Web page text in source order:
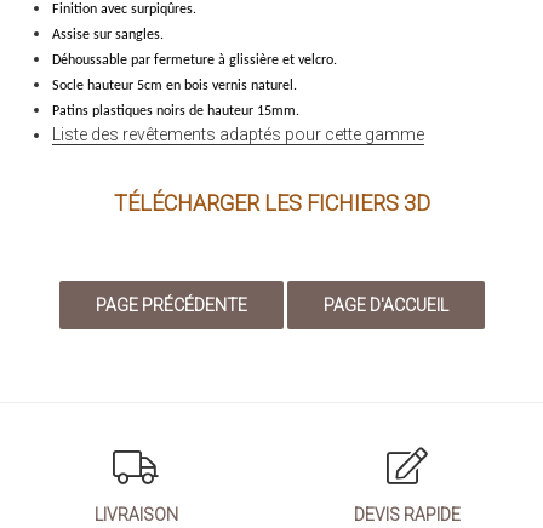
Finition avec surpiqûres.
Assise sur sangles.
Déhoussable par fermeture à glissière et velcro.
Socle hauteur 5cm en bois vernis naturel.
Patins plastiques noirs de hauteur 15mm.
Liste des revêtements adaptés pour cette gamme
TÉLÉCHARGER LES FICHIERS 3D
LIVRAISON DEVIS RAPIDE